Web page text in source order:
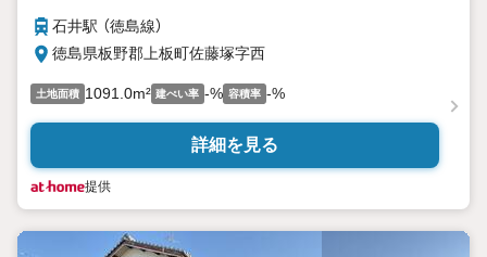
石井駅 （徳島線）
徳島県板野郡上板町佐藤塚字西
土地面積 1091.0m² 建ぺい率 -% 容積率 -%
詳細を見る
提供